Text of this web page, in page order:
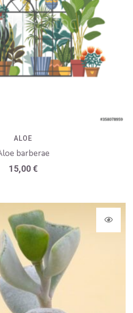
ALOE
barberae
15,00€